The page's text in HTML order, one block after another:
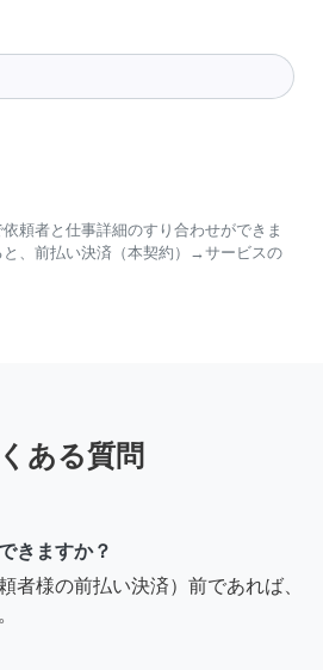
頼者と仕事詳細のすり合わせができま
、前払い決済（本契約）→サービスの
ある質問
きますか？
者様の前払い決済）前であれば、